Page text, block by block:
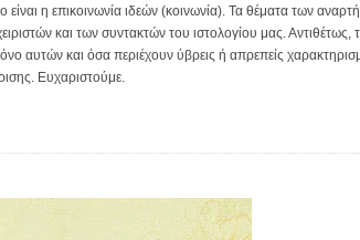
είναι η επικοινωνία ιδεών (κοινωνία). Τα θέματα των
και των συντακτών του ιστολογίου μας. Αντιθέτως,
αυτών και όσα περιέχουν ύβρεις ή απρεπείς
Ευχαριστούμε.